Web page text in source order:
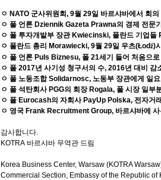
ㅇ NATO 군사위원회, 9월 29일 바르샤바에서 회
ㅇ 폴 언론 Dziennik Gazeta Prawna의 경제 전문
ㅇ 폴 투자개발부 장관Kwiecinski, 폴란드 기업들
ㅇ 폴란드 총리 Morawiecki, 9월 29일 우츠(Łodź)
ㅇ 폴 언론 Puls Biznesu, 폴 21세기 들어 처음으
ㅇ 폴 2017년 사기성 청구서의 수, 2016년 대비 감
ㅇ 폴 노동조합Solidarnosc, 노동부 장관에게 일
ㅇ 폴 석탄회사PGG의 회장Rogala, 폴 시장 일부
ㅇ 폴 Eurocash의 자회사PayUp Polska, 전자거
ㅇ 영국 Frank Recruitment Group, 바르샤바에
감사합니다.
KOTRA 바르샤바 무역관 드림
Korea Business Center, Warsaw (KOTRA
Commercial Section, Embassy of the Republic of